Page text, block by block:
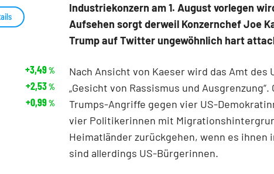
Industriekonzern am 1. August vorlegen
Aufsehen sorgt derweil Konzernchef Joe
Trump auf Twitter ungewöhnlich hart
Nach Ansicht von Kaeser wird das Amt
„Gesicht von Rassismus und
Trumps-Angriffe gegen vier US-
vier Politikerinnen mit
Heimatländer zurückgehen, wenn es ihnen
sind allerdings US-Bürgerinnen.
+3,49%
+2,53%
+0,99%